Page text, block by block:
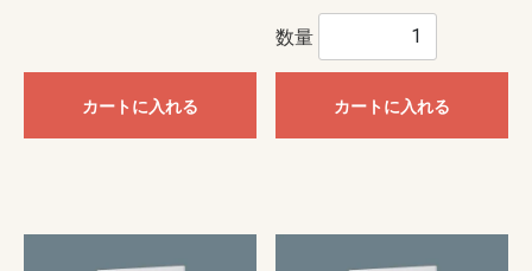
カートに入れる
数量
カートに入れる